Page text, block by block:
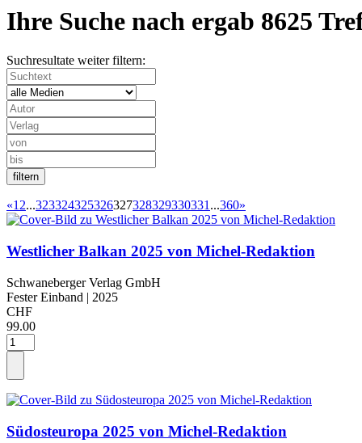
Ihre Suche nach ergab 8625
Suchresultate weiter filtern:
«12...323324325326327328329330331...360»
Westlicher Balkan 2025 von Michel-Redaktion
Schwaneberger Verlag GmbH
Fester Einband | 2025
CHF
99.00
Südosteuropa 2025 von Michel-Redaktion